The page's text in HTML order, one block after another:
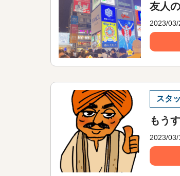
友人
2023/03/
スタ
もう
2023/03/